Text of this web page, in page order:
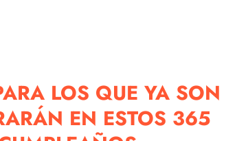
LOS QUE YA SON
EN ESTOS 365